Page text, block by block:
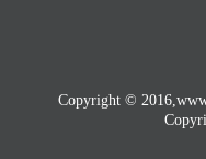
Copyright ©